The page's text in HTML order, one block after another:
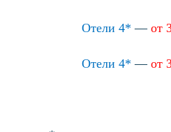
Отели 4* —от
Отели 4* —от